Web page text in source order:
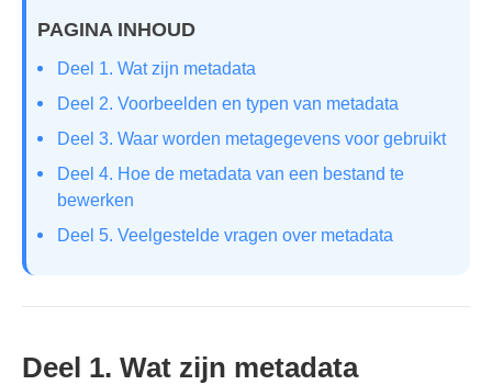
PAGINA INHOUD
Deel 1. Wat zijn metadata
Deel 2. Voorbeelden en typen van metadata
Deel 3. Waar worden metagegevens voor gebruikt
Deel 4. Hoe de metadata van een bestand te
bewerken
Deel 5. Veelgestelde vragen over metadata
Deel 1. Wat zijn metadata